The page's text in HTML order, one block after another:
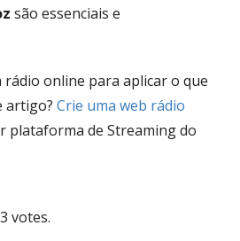
são essenciais e
rádio online para aplicar o que
artigo? Crie uma web rádio
plataforma de Streaming do
votes.